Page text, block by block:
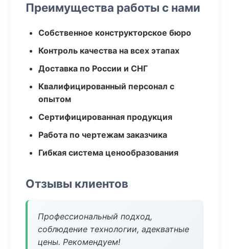
Преимущества работы с нами
Собственное конструкторское бюро
Контроль качества на всех этапах
Доставка по России и СНГ
Квалифицированный персонал с
опытом
Сертифицированная продукция
Работа по чертежам заказчика
Гибкая система ценообразования
Отзывы клиентов
Профессиональный подход,
соблюдение технологии, адекватные
цены. Рекомендуем!